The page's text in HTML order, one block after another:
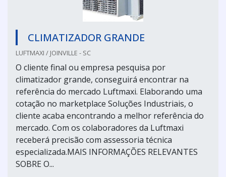
CLIMATIZADOR GRANDE
LUFTMAXI / JOINVILLE - SC
O cliente final ou empresa pesquisa por
climatizador grande, conseguirá encontrar na
referência do mercado Luftmaxi. Elaborando uma
cotação no marketplace Soluções Industriais, o
cliente acaba encontrando a melhor referência do
mercado. Com os colaboradores da Luftmaxi
receberá precisão com assessoria técnica
especializada.MAIS INFORMAÇÕES RELEVANTES
SOBRE O...